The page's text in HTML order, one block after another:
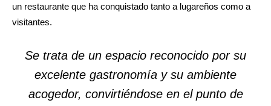
un restaurante que ha conquistado tanto a lugareños como a
visitantes.
Se trata de un espacio reconocido por su
excelente gastronomía y su ambiente
acogedor, convirtiéndose en el punto de